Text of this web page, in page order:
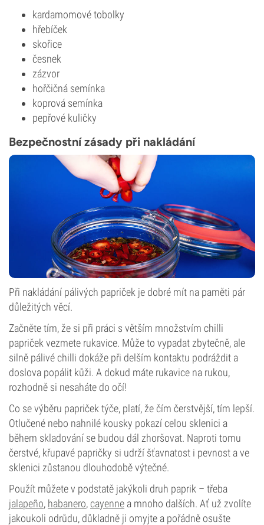
kardamomové tobolky
hřebíček
skořice
česnek
zázvor
hořčičná semínka
koprová semínka
pepřové kuličky
Bezpečnostní zásady při nakládání
Při nakládání pálivých papriček je dobré mít na paměti pár
důležitých věcí.
Začněte tím, že si při práci s větším množstvím chilli
papriček vezmete rukavice. Může to vypadat zbytečně, ale
silně pálivé chilli dokáže při delším kontaktu podráždit a
doslova popálit kůži. A dokud máte rukavice na rukou,
rozhodně si nesaháte do očí!
Co se výběru papriček týče, platí, že čím čerstvější, tím lepší.
Otlučené nebo nahnilé kousky pokazí celou sklenici a
během skladování se budou dál zhoršovat. Naproti tomu
čerstvé, křupavé papričky si udrží šťavnatost i pevnost a ve
sklenici zůstanou dlouhodobě výtečné.
Použít můžete v podstatě jakýkoli druh paprik – třeba
jalapeño, habanero,cayenne a mnoho dalších. Ať už zvolíte
jakoukoli odrůdu, důkladně ji omyjte a pořádně osušte